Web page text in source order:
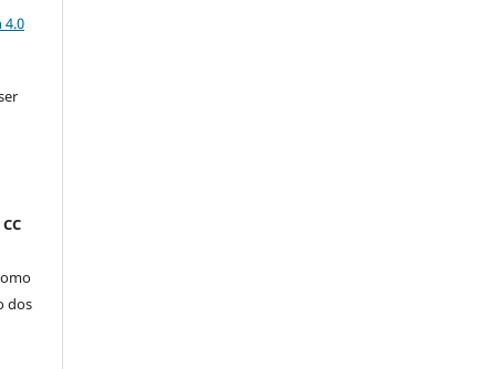
4.0
dos